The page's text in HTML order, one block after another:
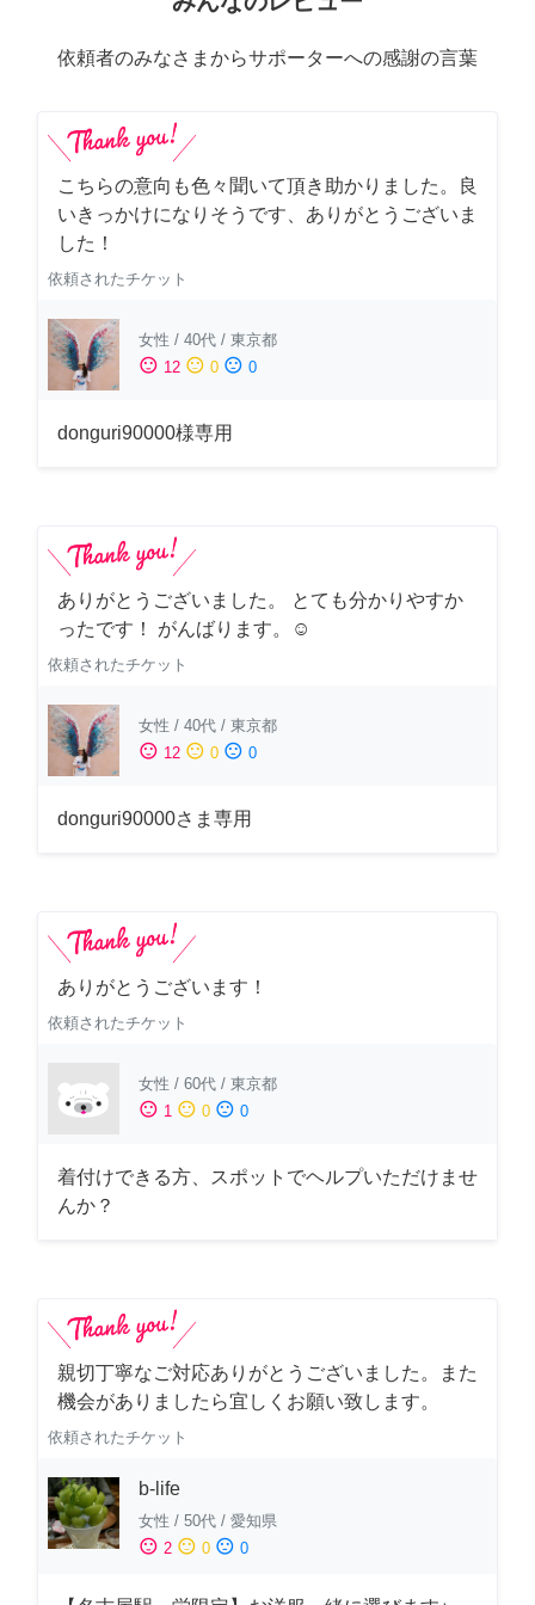
依頼者のみなさまからサポーターへの感謝の言葉
こちらの意向も色々聞いて頂き助かりました。良
いきっかけになりそうです、ありがとうございま
した！
依頼されたチケット
女性 / 40代 / 東京都
sentiment_satisfied 12 sentiment_neutral 0 sentiment_dissatisfied 0
donguri90000様専用
ありがとうございました。 とても分かりやすか
ったです！ がんばります。☺️
依頼されたチケット
女性 / 40代 / 東京都
sentiment_satisfied 12 sentiment_neutral 0 sentiment_dissatisfied 0
donguri90000さま専用
ありがとうございます！
依頼されたチケット
女性 / 60代 / 東京都
sentiment_satisfied 1 sentiment_neutral 0 sentiment_dissatisfied 0
着付けできる方、スポットでヘルプいただけませ
んか？
親切丁寧なご対応ありがとうございました。また
機会がありましたら宜しくお願い致します。
依頼されたチケット
b-life
女性 / 50代 / 愛知県
sentiment_satisfied 2 sentiment_neutral 0 sentiment_dissatisfied 0